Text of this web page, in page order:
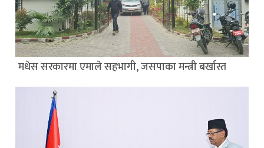
मधेस सरकारमा एमाले सहभागी, जसपाका मन्त्री बर्खास्त